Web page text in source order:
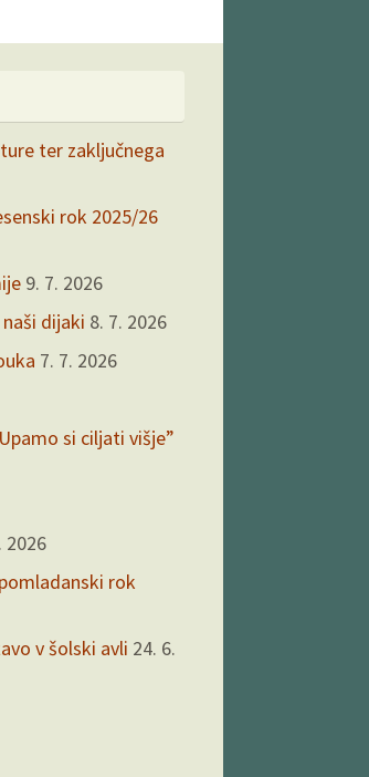
ter zaključnega
rok 2025/26
9. 7. 2026
dijaki 8. 7. 2026
7. 7. 2026
si ciljati višje”
2026
rok
v šolski avli 24. 6.